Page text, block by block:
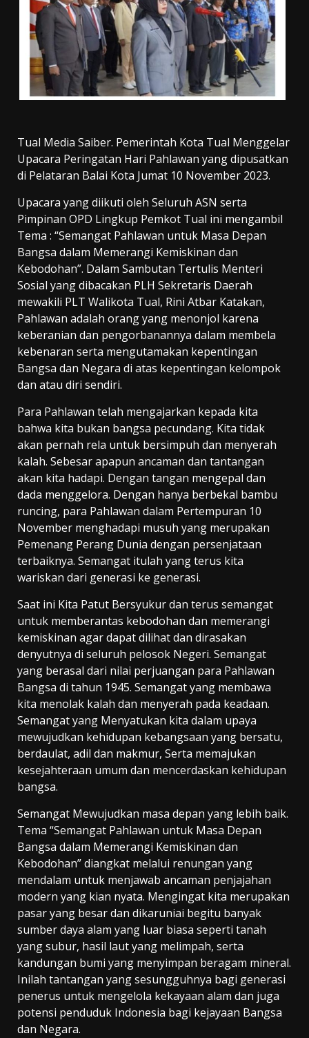
Tual Media Saiber. Pemerintah Kota Tual Menggelar
Upacara Peringatan Hari Pahlawan yang dipusatkan
di Pelataran Balai Kota Jumat 10 November 2023.
Upacara yang diikuti oleh Seluruh ASN serta
Pimpinan OPD Lingkup Pemkot Tual ini mengambil
Tema : “Semangat Pahlawan untuk Masa Depan
Bangsa dalam Memerangi Kemiskinan dan
Kebodohan”. Dalam Sambutan Tertulis Menteri
Sosial yang dibacakan PLH Sekretaris Daerah
mewakili PLT Walikota Tual, Rini Atbar Katakan,
Pahlawan adalah orang yang menonjol karena
keberanian dan pengorbanannya dalam membela
kebenaran serta mengutamakan kepentingan
Bangsa dan Negara di atas kepentingan kelompok
dan atau diri sendiri.
Para Pahlawan telah mengajarkan kepada kita
bahwa kita bukan bangsa pecundang. Kita tidak
akan pernah rela untuk bersimpuh dan menyerah
kalah. Sebesar apapun ancaman dan tantangan
akan kita hadapi. Dengan tangan mengepal dan
dada menggelora. Dengan hanya berbekal bambu
runcing, para Pahlawan dalam Pertempuran 10
November menghadapi musuh yang merupakan
Pemenang Perang Dunia dengan persenjataan
terbaiknya. Semangat itulah yang terus kita
wariskan dari generasi ke generasi.
Saat ini Kita Patut Bersyukur dan terus semangat
untuk memberantas kebodohan dan memerangi
kemiskinan agar dapat dilihat dan dirasakan
denyutnya di seluruh pelosok Negeri. Semangat
yang berasal dari nilai perjuangan para Pahlawan
Bangsa di tahun 1945. Semangat yang membawa
kita menolak kalah dan menyerah pada keadaan.
Semangat yang Menyatukan kita dalam upaya
mewujudkan kehidupan kebangsaan yang bersatu,
berdaulat, adil dan makmur, Serta memajukan
kesejahteraan umum dan mencerdaskan kehidupan
bangsa.
Semangat Mewujudkan masa depan yang lebih baik.
Tema “Semangat Pahlawan untuk Masa Depan
Bangsa dalam Memerangi Kemiskinan dan
Kebodohan” diangkat melalui renungan yang
mendalam untuk menjawab ancaman penjajahan
modern yang kian nyata. Mengingat kita merupakan
pasar yang besar dan dikaruniai begitu banyak
sumber daya alam yang luar biasa seperti tanah
yang subur, hasil laut yang melimpah, serta
kandungan bumi yang menyimpan beragam mineral.
Inilah tantangan yang sesungguhnya bagi generasi
penerus untuk mengelola kekayaan alam dan juga
potensi penduduk Indonesia bagi kejayaan Bangsa
dan Negara.